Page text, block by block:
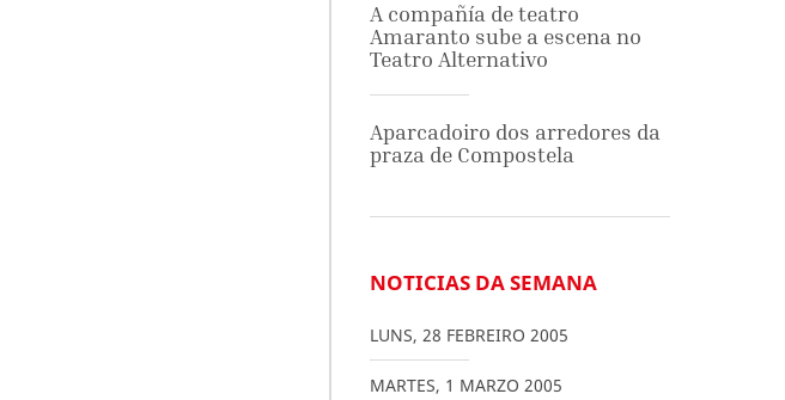
A compañía de teatro
Amaranto sube a escena no
Teatro Alternativo
Aparcadoiro dos arredores da
praza de Compostela
NOTICIAS DA SEMANA
LUNS, 28 FEBREIRO 2005
MARTES, 1 MARZO 2005